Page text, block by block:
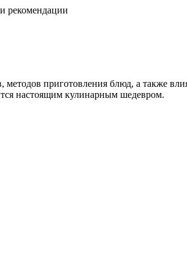
рекомендации
методов приготовления блюд, а также
настоящим кулинарным шедевром.